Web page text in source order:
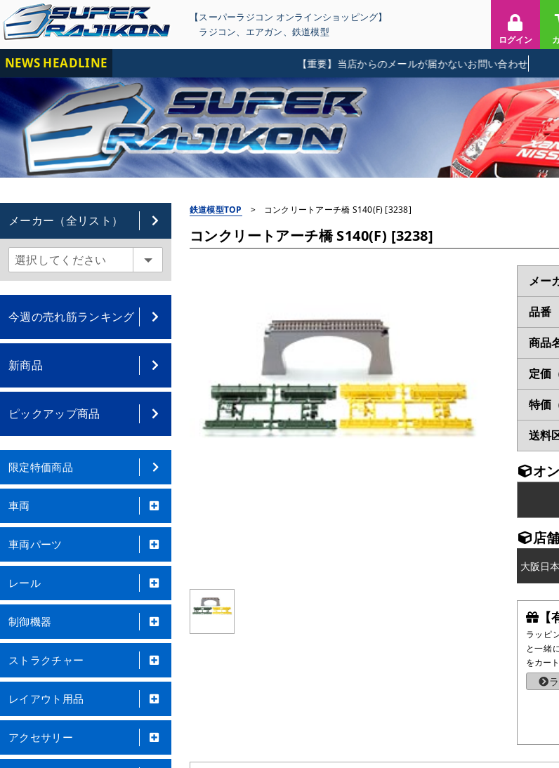
【スーパーラジコン オンラインショッピング】
ラジコン、 エアガン、 鉄道模型
ログイン
NEWS HEADLINE 【重要】当店からのメールが届かないお問い合わせに関して
メーカー（全リスト）
今週の売れ筋ランキング
新商品
ピックアップ商品
限定特価商品
車両
車両パーツ
レール
制御機器
ストラクチャー
レイアウト用品
アクセサリー
鉄道模型TOP > コンクリートアーチ橋 S140(F) [3238]
コンクリートアーチ橋 S140(F) [3238]
メー
品番
商品
定価
特価
送料
オ
店
大阪日
【
ラッピ
と一緒
をカー